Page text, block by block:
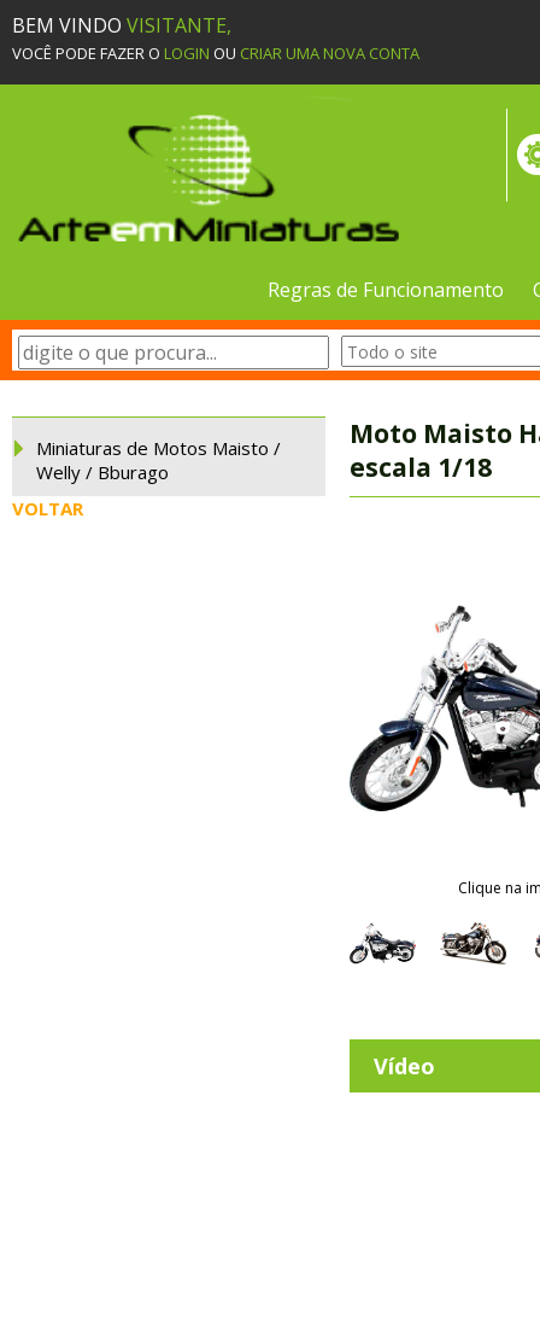
BEM VINDO VISITANTE,
VOCÊ PODE FAZER O LOGIN OU CRIAR UMA NOVA CONTA
Regras de Funcionamento
Miniaturas de Motos Maisto /
Welly / Bburago
VOLTAR
Moto Maisto
escala 1/18
Clique na
Vídeo